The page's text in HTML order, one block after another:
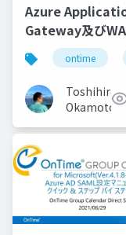
Azure
Gateway及び
マニュアル
ontime
Toshihiro
Okamoto